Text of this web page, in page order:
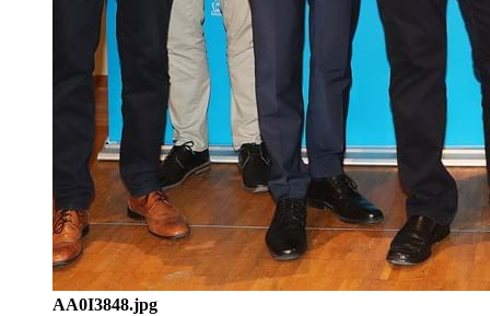
AA0I3848.jpg